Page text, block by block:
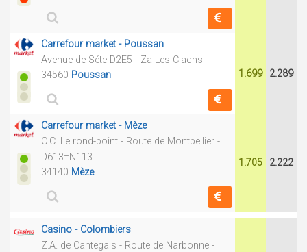
Carrefour market - Poussan
Avenue de Séte D2E5 - Za Les Clachs
34560 Poussan 1.699 2.289
Carrefour market - Mèze
C.C. Le rond-point - Route de Montpellier -
D613=N113
34140 Mèze
1.705 2.222
Casino - Colombiers
Z.A. de Cantegals - Route de Narbonne -